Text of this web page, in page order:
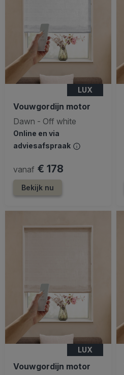
LUX
Vouwgordijn motor
Dawn - Off white
Online en via
adviesafspraak
vanaf € 178
Bekijk nu
LUX
Vouwgordijn motor